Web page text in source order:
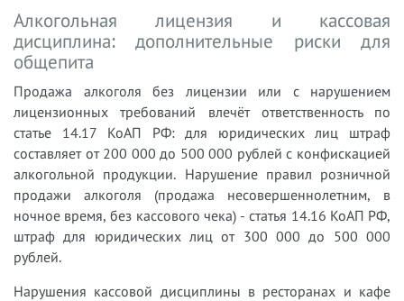
Алкогольная лицензия и кассовая
дисциплина: дополнительные риски для
общепита
Продажа алкоголя без лицензии или с нарушением
лицензионных требований влечёт ответственность по
статье 14.17 КоАП РФ: для юридических лиц штраф
составляет от 200 000 до 500 000 рублей с конфискацией
алкогольной продукции. Нарушение правил розничной
продажи алкоголя (продажа несовершеннолетним, в
ночное время, без кассового чека) - статья 14.16 КоАП РФ,
штраф для юридических лиц от 300 000 до 500 000
рублей.
Нарушения кассовой дисциплины в ресторанах и кафе